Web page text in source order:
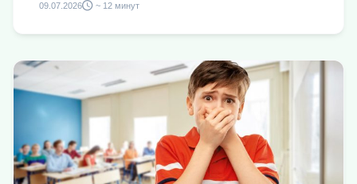
09.07.2026 ~ 12 минут